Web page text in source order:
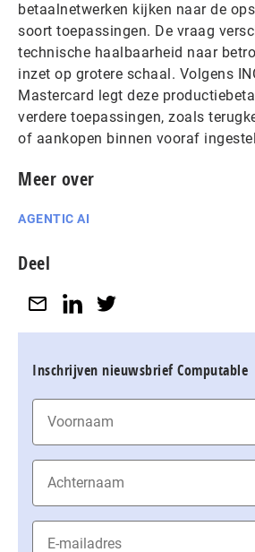
betaalnetwerken kijken naar de
soort toepassingen. De vraag
technische haalbaarheid naar
inzet op grotere schaal. Volgens
Mastercard legt deze
verdere toepassingen, zoals
of aankopen binnen vooraf
Meer over
AGENTIC AI
Deel
Inschrijven nieuwsbrief Computable